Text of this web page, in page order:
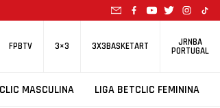
FPBTV 3×3 3X3BASKETART JRNBA
PORTUGAL
MASCULINA LIGA BETCLIC FEMININA